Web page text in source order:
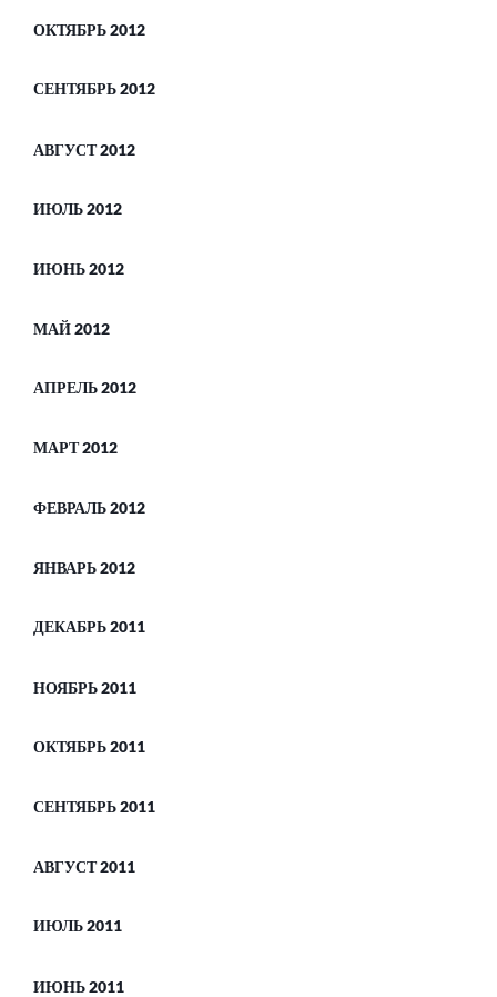
ОКТЯБРЬ 2012
СЕНТЯБРЬ 2012
АВГУСТ 2012
ИЮЛЬ 2012
ИЮНЬ 2012
МАЙ 2012
АПРЕЛЬ 2012
МАРТ 2012
ФЕВРАЛЬ 2012
ЯНВАРЬ 2012
ДЕКАБРЬ 2011
НОЯБРЬ 2011
ОКТЯБРЬ 2011
СЕНТЯБРЬ 2011
АВГУСТ 2011
ИЮЛЬ 2011
ИЮНЬ 2011